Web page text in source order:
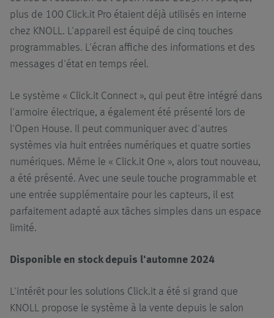
plus de 100 Click.it Pro étaient déjà utilisés en interne
chez KNOLL. L'appareil est équipé de cinq touches
programmables. L'écran affiche des informations et des
messages d'état en temps réel.
Le système « Click.it Connect », qui peut être intégré dans
l'armoire électrique, a également été présenté lors de
l'Open House. Il peut communiquer avec d'autres
systèmes via huit entrées numériques et quatre sorties
numériques. Même le « Click.it One », alors tout nouveau,
a été présenté. Avec une seule touche programmable et
une entrée supplémentaire pour les capteurs, il est
parfaitement adapté aux tâches simples dans un espace
limité.
Disponible en stock depuis l'automne 2024
L'intérêt pour les solutions Click.it a été si grand que
KNOLL propose le système à la vente depuis le salon